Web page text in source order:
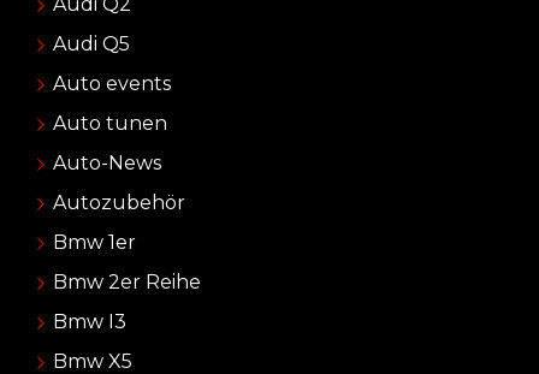
Audi Q5
Auto events
Auto tunen
Auto-News
Autozubehör
Bmw 1er
Bmw 2er Reihe
Bmw I3
Bmw X5